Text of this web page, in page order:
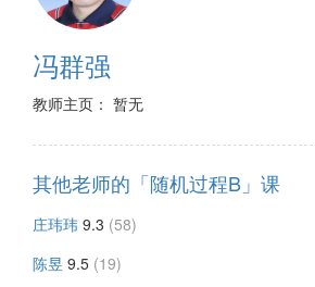
冯群强
教师主页： 暂无
其他老师的「随机过程B」课
庄玮玮 9.3 (58)
陈昱 9.5 (19)